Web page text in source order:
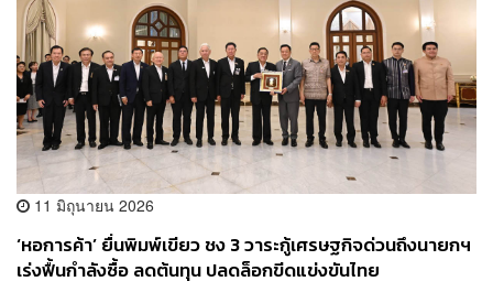
11 มิถุนายน 2026
‘หอการค้า’ ยื่นพิมพ์เขียว ชง 3 วาระกู้เศรษฐกิจด่วนถึงนายกฯ
เร่งฟื้นกำลังซื้อ ลดต้นทุน ปลดล็อกขีดแข่งขันไทย